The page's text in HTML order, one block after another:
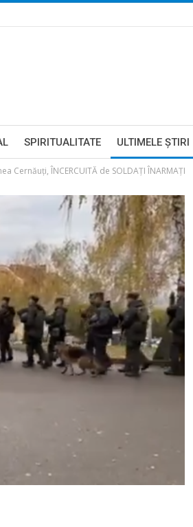
SPIRITUALITATE ULTIMELE ŞTIRI
Cernăuți, ÎNCERCUITĂ de SOLDAȚI ÎNARMAȚI